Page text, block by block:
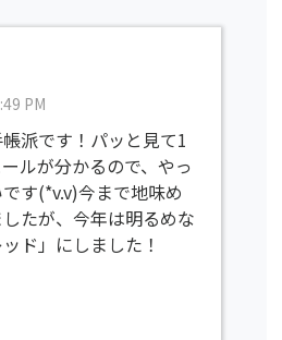
PM
派です！パッと見て1
ルが分かるので、やっ
す(*v.v)今まで地味め
たが、今年は明るめな
ド」にしました！